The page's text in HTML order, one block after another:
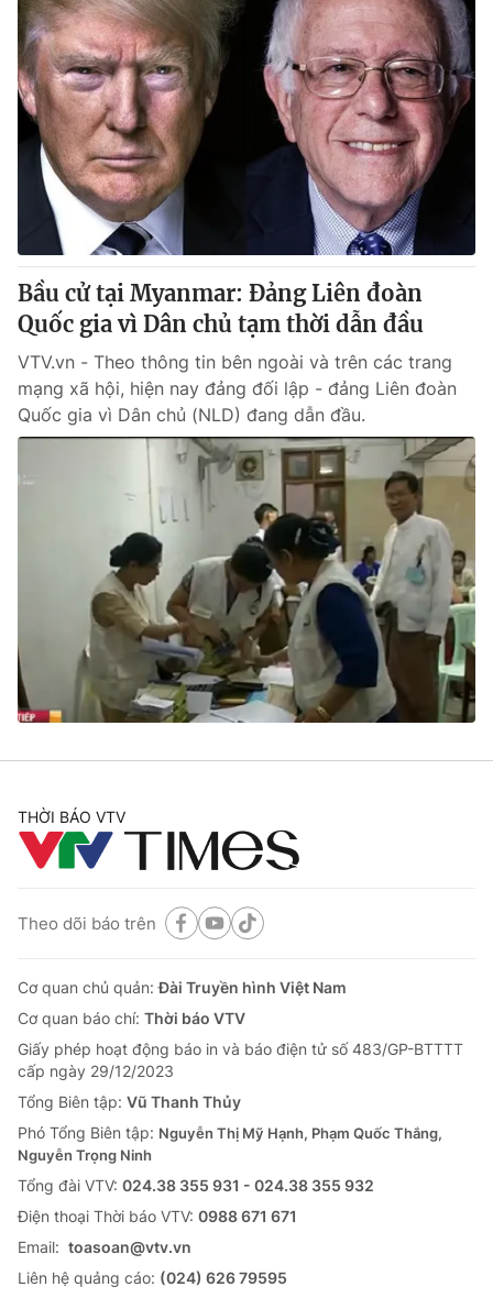
Bầu cử tại Myanmar: Đảng Liên đoàn
Quốc gia vì Dân chủ tạm thời dẫn đầu
VTV.vn - Theo thông tin bên ngoài và trên các trang
mạng xã hội, hiện nay đảng đối lập - đảng Liên đoàn
Quốc gia vì Dân chủ (NLD) đang dẫn đầu.
THỜI BÁO VTV
Theo dõi báo trên
Cơ quan chủ quản:Đài Truyền hình Việt Nam
Cơ quan báo chí: Thời báo VTV
Giấy phép hoạt động báo in và báo điện tử số 483/GP-BTTTT
cấp ngày 29/12/2023
Tổng Biên tập: Vũ Thanh Thủy
Phó Tổng Biên tập: Nguyễn Thị Mỹ Hạnh, Phạm Quốc Thắng,
Nguyễn Trọng Ninh
Tổng đài VTV: 024.38 355 931 - 024.38 355 932
Ðiện thoại Thời báo VTV: 0988 671 671
Email: toasoan@vtv.vn
Liên hệ quảng cáo: (024) 626 79595